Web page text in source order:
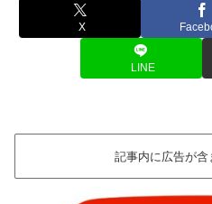
X
LINE
記事内に広告が含